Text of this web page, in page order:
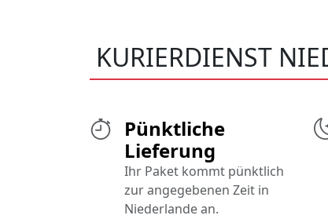
KURIERDIENST
Pünktliche
Lieferung
Ihr Paket kommt pünktlich
zur angegebenen Zeit in
Niederlande an.